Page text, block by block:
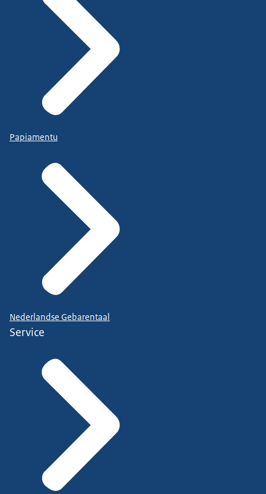
Papiamentu
Nederlandse Gebarentaal
Service